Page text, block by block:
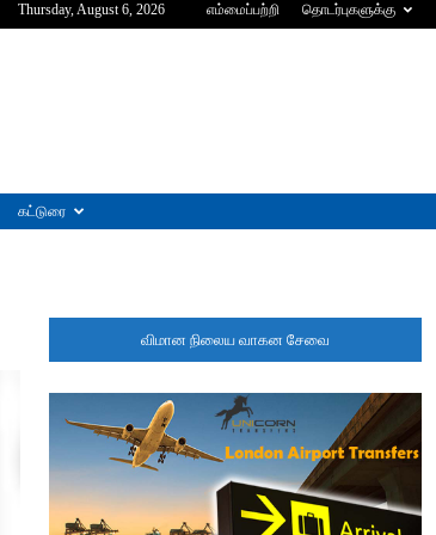
Thursday, August 6, 2026 எம்மைப்பற்றி தொடர்புகளுக்கு
கட்டுரை
விமான நிலைய வாகன சேவை